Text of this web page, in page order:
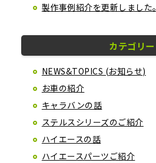
製作事例紹介を更新しました。
カテゴリー
NEWS&TOPICS (お知らせ)
お車の紹介
キャラバンの話
ステルスシリーズのご紹介
ハイエースの話
ハイエースパーツご紹介